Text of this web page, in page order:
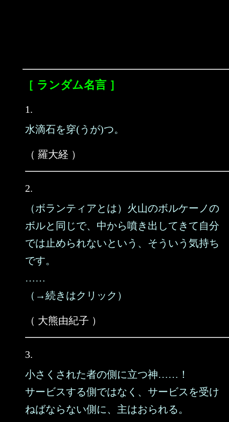
［ ランダム名言 ］
1.
水滴石を穿(うが)つ。
（ 羅大経 ）
2.
（ボランティアとは）火山のボルケーノの
ボルと同じで、中から噴き出してきて自分
では止められないという、そういう気持ち
です。
……
（→続きはクリック）
（ 大熊由紀子 ）
3.
小さくされた者の側に立つ神……！
サービスする側ではなく、サービスを受け
ねばならない側に、主はおられる。